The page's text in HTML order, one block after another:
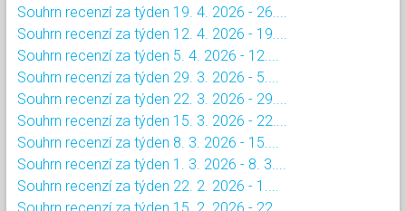
Souhrn recenzí za týden 19. 4. 2026 - 26....
Souhrn recenzí za týden 12. 4. 2026 - 19....
Souhrn recenzí za týden 5. 4. 2026 - 12....
Souhrn recenzí za týden 29. 3. 2026 - 5....
Souhrn recenzí za týden 22. 3. 2026 - 29....
Souhrn recenzí za týden 15. 3. 2026 - 22....
Souhrn recenzí za týden 8. 3. 2026 - 15....
Souhrn recenzí za týden 1. 3. 2026 - 8. 3....
Souhrn recenzí za týden 22. 2. 2026 - 1....
Souhrn recenzí za týden 15. 2. 2026 - 22....